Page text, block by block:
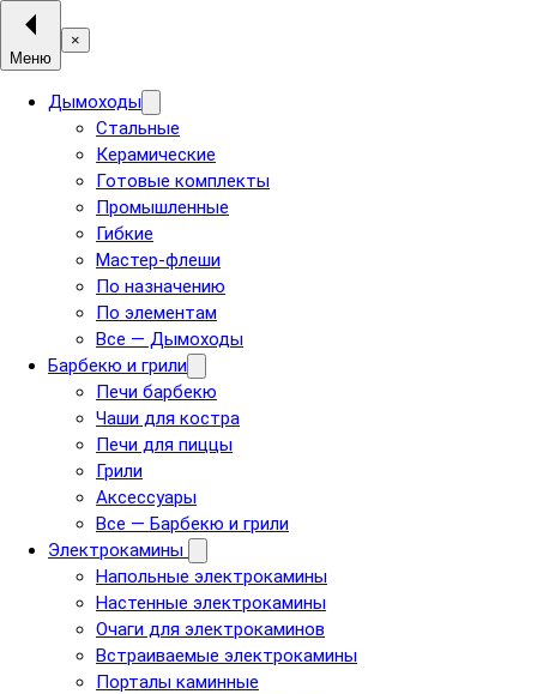
Меню
×
Дымоходы
Стальные
Керамические
Готовые комплекты
Промышленные
Гибкие
Мастер-флеши
По назначению
По элементам
Все — Дымоходы
Барбекю и грили
Печи барбекю
Чаши для костра
Печи для пиццы
Грили
Аксессуары
Все — Барбекю и грили
Электрокамины
Напольные электрокамины
Настенные электрокамины
Очаги для электрокаминов
Встраиваемые электрокамины
Порталы каминные